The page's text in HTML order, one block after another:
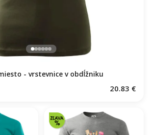
- vrstevnice v obdĺžniku
20.83 €